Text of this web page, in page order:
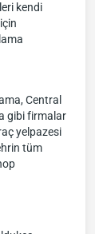
kendi
Central
gibi firmalar
yelpazesi
tüm